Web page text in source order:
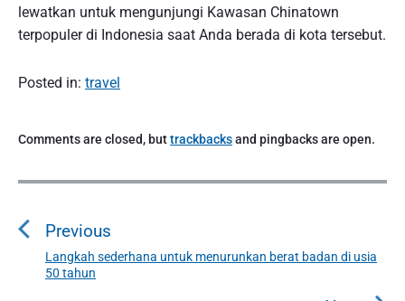
lewatkan untuk mengunjungi Kawasan Chinatown
terpopuler di Indonesia saat Anda berada di kota tersebut.
Posted in: travel
Comments are closed, buttrackbacksand pingbacks are open.
P
s
Previous
P
r
Langkah sederhana untuk menurunkan berat badan di usia
50 tahun